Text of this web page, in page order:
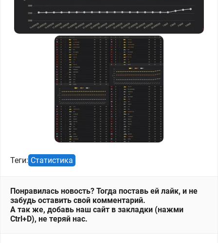
Теги: Статистика
Понравилась новость? Тогда поставь ей лайк, и не
забудь оставить свой комментарий.
А так же, добавь наш сайт в закладки (нажми
Ctrl+D), не теряй нас.